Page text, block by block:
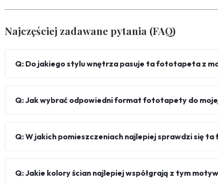
Najczęściej zadawane pytania (FAQ)
Q: Do jakiego stylu wnętrza pasuje ta fototapeta z
Q: Jak wybrać odpowiedni format fototapety do
Q: W jakich pomieszczeniach najlepiej sprawdzi się
Q: Jakie kolory ścian najlepiej współgrają z tym